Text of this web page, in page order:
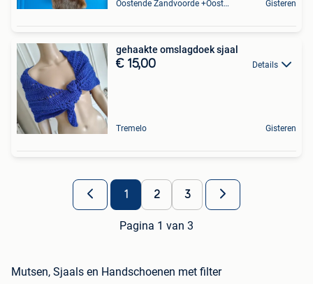
Oostende Zandvoorde +Oostende Gisteren
gehaakte omslagdoek sjaal
€ 15,00 Details
Tremelo Gisteren
1 2 3
Pagina 1 van 3
Mutsen, Sjaals en Handschoenen met filter